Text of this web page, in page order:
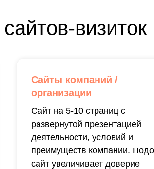
визиток
Сайты компаний /
организации
Сайт на 5-10 страниц с
развернутой презентацией
деятельности, условий и
преимуществ компании.
сайт увеличивает доверие